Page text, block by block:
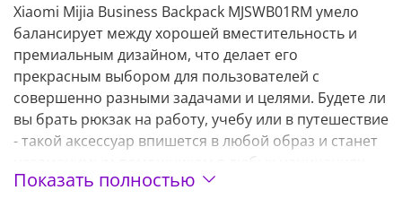
Xiaomi Mijia Business Backpack MJSWB01RM умело
балансирует между хорошей вместительность и
премиальным дизайном, что делает его
прекрасным выбором для пользователей с
совершенно разными задачами и целями. Будете ли
вы брать рюкзак на работу, учебу или в путешествие
- такой аксессуар впишется в любой образ и станет
незаменимым помощником в любых начинаниях.
Показать полностью